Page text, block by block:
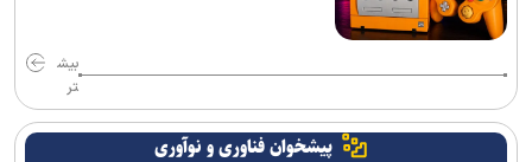
بیش
تر
پیشخوان فناوری و نوآوری